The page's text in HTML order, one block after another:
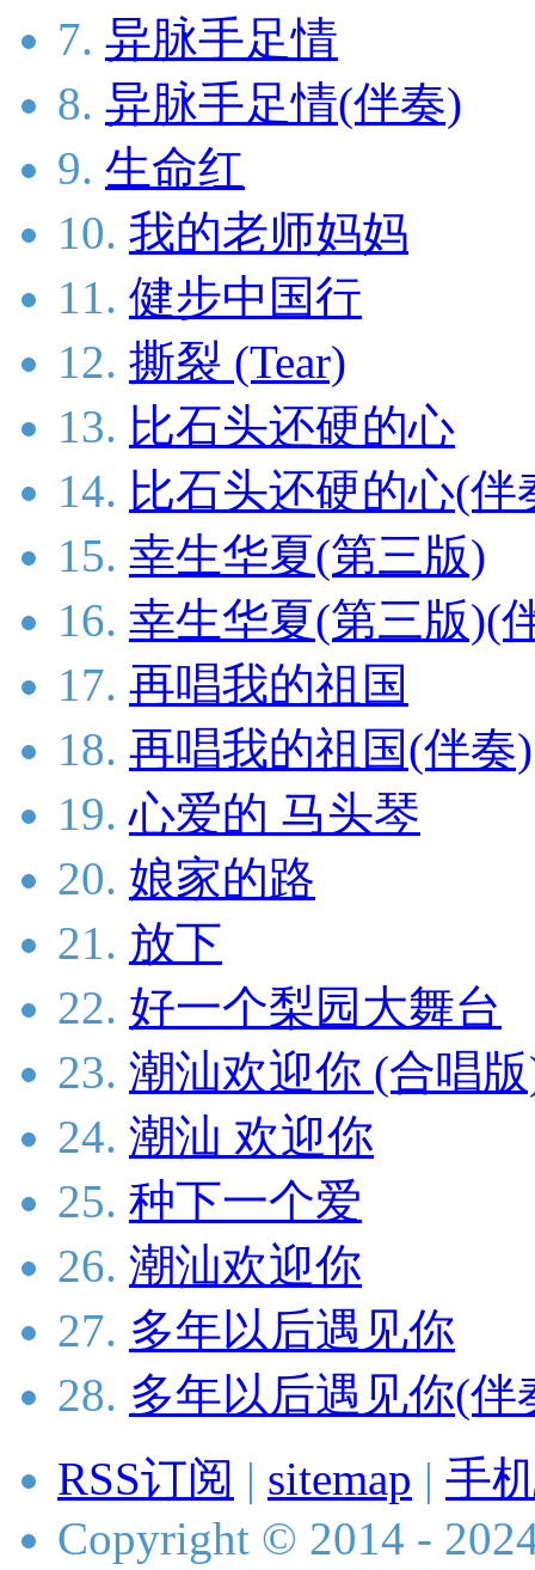
7. 异脉手足情
8. 异脉手足情(伴奏)
9. 生命红
10. 我的老师妈妈
11. 健步中国行
12. 撕裂 (Tear)
13. 比石头还硬的心
14. 比石头还硬的心(伴
15. 幸生华夏(第三版)
16. 幸生华夏(第三版)(
17. 再唱我的祖国
18. 再唱我的祖国(伴奏)
19. 心爱的 马头琴
20. 娘家的路
21. 放下
22. 好一个梨园大舞台
23. 潮汕欢迎你 (合唱
24. 潮汕 欢迎你
25. 种下一个爱
26. 潮汕欢迎你
27. 多年以后遇见你
28. 多年以后遇见你(伴
RSS订阅 | sitemap | 手
Copyright © 2014 -